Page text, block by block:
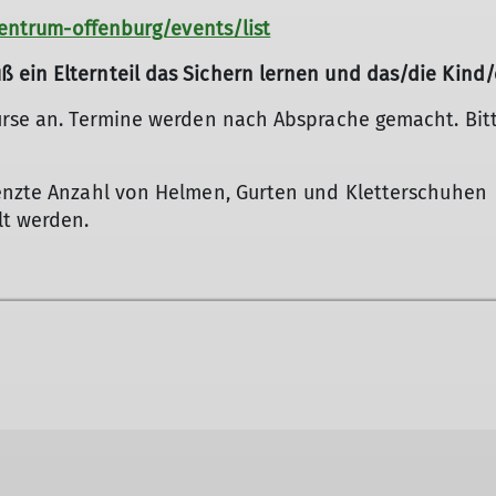
offenburg/events/list
ein Elternteil das Sichern lernen und das/die
an. Termine werden nach Absprache gemacht.
Anzahl von Helmen, Gurten und Kletterschuhen
werden.